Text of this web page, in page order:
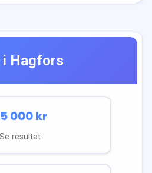
i Hagfors
000kr
Se resultat